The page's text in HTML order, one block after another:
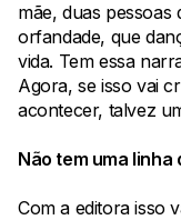
mãe, duas pessoas
orfandade, que
vida. Tem essa
Agora, se isso vai
acontecer, talvez
Não tem uma linha
Com a editora isso